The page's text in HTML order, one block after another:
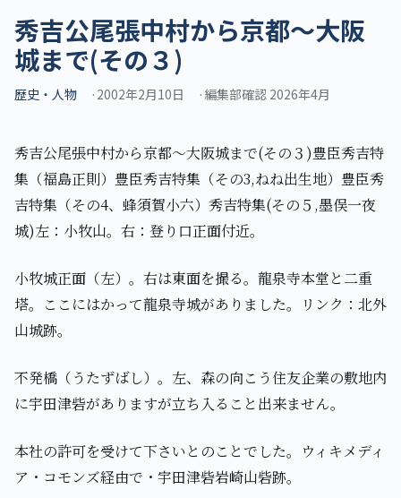
秀吉公尾張中村から京都～大阪
城まで(その３)
歴史・人物 2002年2月10日 編集部確認 2026年4月
秀吉公尾張中村から京都～大阪城まで(その３)豊臣秀吉特
集（福島正則）豊臣秀吉特集（その3,ねね出生地）豊臣秀
吉特集（その4、蜂須賀小六）秀吉特集(その５,墨俣一夜
城)左：小牧山。右：登り口正面付近。
小牧城正面（左）。右は東面を撮る。龍泉寺本堂と二重
塔。ここにはかって龍泉寺城がありました。リンク：北外
山城跡。
不発橋（うたずばし）。左、森の向こう住友企業の敷地内
に宇田津砦がありますが立ち入ること出来ません。
本社の許可を受けて下さいとのことでした。ウィキメディ
ア・コモンズ経由で・宇田津砦岩崎山砦跡。